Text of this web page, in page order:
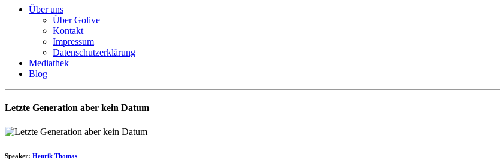
Über uns
Über Golive
Kontakt
Impressum
Datenschutzerklärung
Mediathek
Blog
Letzte Generation aber kein Datum
Speaker: Henrik Thomas